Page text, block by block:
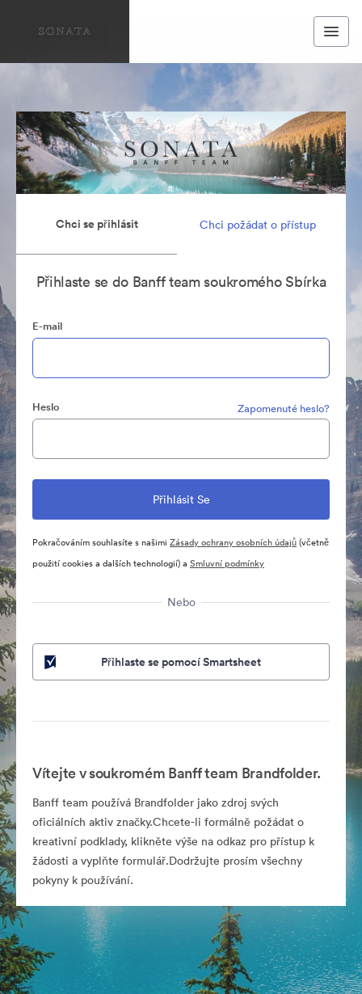
Chci se přihlásit Chci požádat o přístup
Přihlaste se do Banff team soukromého Sbírka
E-mail
Heslo Zapomenuté heslo?
Pokračováním souhlasíte s našimi Zásady ochrany osobních údajů(včetně
použití cookies a dalších technologií) a Smluvní podmínky
Nebo
Přihlaste se pomocí Smartsheet
Vítejte v soukromém Banff team Brandfolder.
Banff team používá Brandfolder jako zdroj svých
oficiálních aktiv značky.Chcete-li formálně požádat o
kreativní podklady, klikněte výše na odkaz pro přístup k
žádosti a vyplňte formulář.Dodržujte prosím všechny
pokyny k používání.